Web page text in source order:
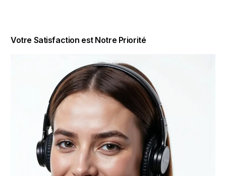
Votre Satisfaction est Notre Priorité